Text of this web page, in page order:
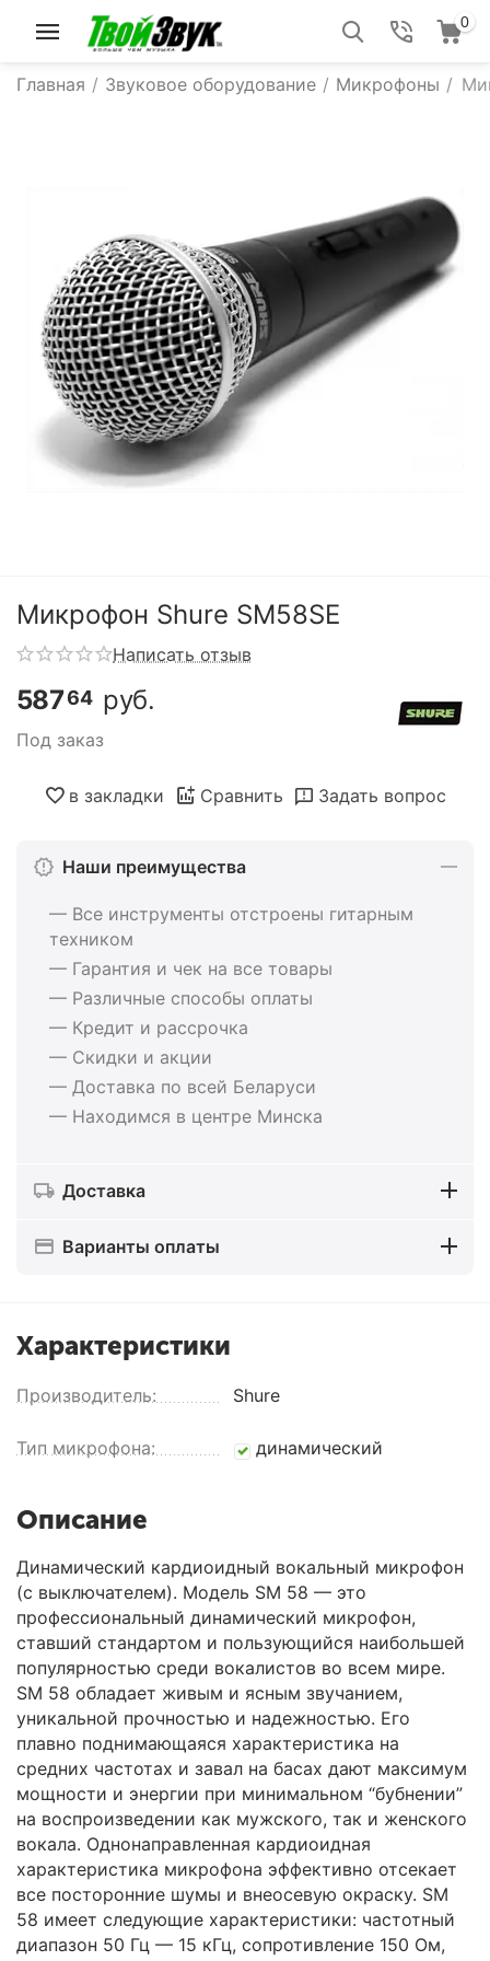
0
Главная / Звуковое оборудование / Микрофоны /
Микрофон Shure SM58SE
Написать отзыв
58764 руб.
Под заказ
в закладки Сравнить Задать вопрос
Наши преимущества
— Все инструменты отстроены гитарным
техником
— Гарантия и чек на все товары
— Различные способы оплаты
— Кредит и рассрочка
— Скидки и акции
— Доставка по всей Беларуси
— Находимся в центре Минска
Доставка
Варианты оплаты
Характеристики
Производитель: Shure
Тип микрофона: динамический
Описание
Динамический кардиоидный вокальный микрофон
(с выключателем). Модель SM 58 — это
профессиональный динамический микрофон,
ставший стандартом и пользующийся наибольшей
популярностью среди вокалистов во всем мире.
SM 58 обладает живым и ясным звучанием,
уникальной прочностью и надежностью. Его
плавно поднимающаяся характеристика на
средних частотах и завал на басах дают максимум
мощности и энергии при минимальном “бубнении”
на воспроизведении как мужского, так и женского
вокала. Однонаправленная кардиоидная
характеристика микрофона эффективно отсекает
все посторонние шумы и внеосевую окраску. SM
58 имеет следующие характеристики: частотный
диапазон 50 Гц — 15 кГц, сопротивление 150 Ом,